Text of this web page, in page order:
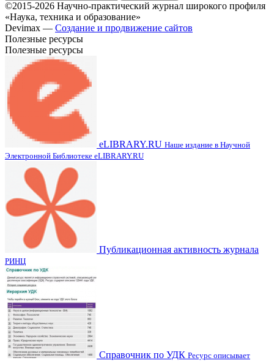
©2015-2026 Научно-практический журнал широкого профиля
«Наука, техника и образование»
Devimax — Создание и продвижение сайтов
Полезные ресурсы
Полезные ресурсы
eLIBRARY.RU Наше издание в Научной
Электронной Библиотеке eLIBRARY.RU
Публикационная активность журнала
РИНЦ
Справочник по УДК Ресурс описывает